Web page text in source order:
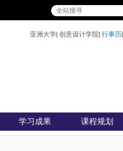
亚洲大学| 创意设计学院| 行事历|
学习成果 课程规划